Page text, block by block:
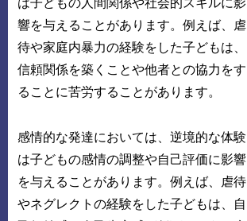
は子どもの人間関係や社会的スキルに影
響を与えることがあります。例えば、虐
待や家庭内暴力の経験をした子どもは、
信頼関係を築くことや他者との協力をす
ることに苦労することがあります。
感情的な発達においては、逆境的な体験
は子どもの感情の調整や自己評価に影響
を与えることがあります。例えば、虐待
やネグレクトの経験をした子どもは、自